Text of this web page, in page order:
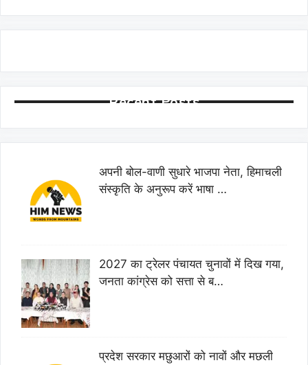
Recent Posts
अपनी बोल-वाणी सुधारे भाजपा नेता, हिमाचली
संस्कृति के अनुरूप करें भाषा …
2027 का ट्रेलर पंचायत चुनावों में दिख गया,
जनता कांग्रेस को सत्ता से ब…
प्रदेश सरकार मछुआरों को नावों और मछली